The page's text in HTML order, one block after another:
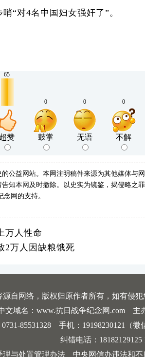
“对4名中国妇女强奸了”。
65
超赞
0
鼓掌
0
无语
0
不解
公益网站。本网注明稿件来源为其他媒体
知本网及时撤除。以史实为镜鉴，揭侵略
网的支持。
万人性命
2万人因缺粮饿死
自网络，版权归原作者所有，如有侵
文域名：www.抗日战争纪念网.com 主
85531328 手机：19198230121（
纠错电话：18182129125
理与处置管理办法
中央网信办违法和